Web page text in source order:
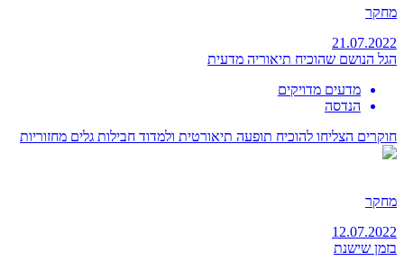
מחקר
21.07.2022
הגל הנושם שהוכיח תיאוריה מדעית
מדעים מדויקים
הנדסה
חוקרים הצליחו להוכיח תופעה תיאורטית ולמדוד חבילות גלים מחזוריות
מחקר
12.07.2022
בזמן שישנת